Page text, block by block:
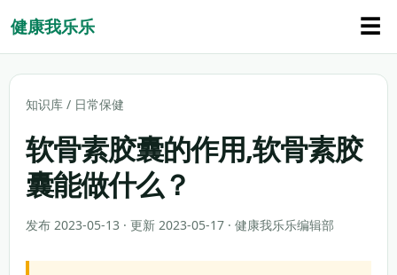
健康我乐乐 ☰
知识库 / 日常保健
软骨素胶囊的作用,软骨素胶
囊能做什么？
发布 2023-05-13 · 更新 2023-05-17 · 健康我乐乐编辑部